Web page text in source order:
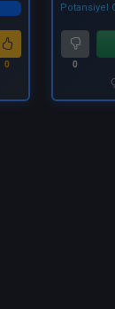
0
Potansiyel
0